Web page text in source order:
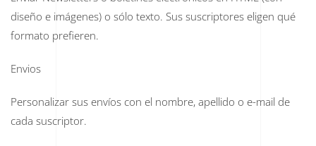
diseño e imágenes) o sólo texto. Sus suscriptores eligen qué
formato prefieren.
Envios
Personalizar sus envíos con el nombre, apellido o e-mail de
cada suscriptor.